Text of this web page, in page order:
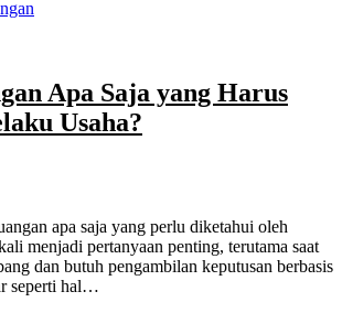
Apa Saja yang Harus
Usaha?
apa saja yang perlu diketahui oleh
menjadi pertanyaan penting, terutama saat
dan butuh pengambilan keputusan berbasis
seperti hal…